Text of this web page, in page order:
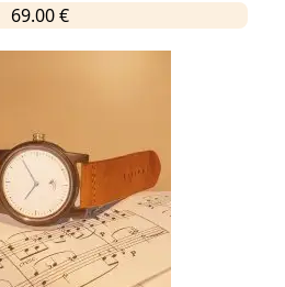
69.00 €